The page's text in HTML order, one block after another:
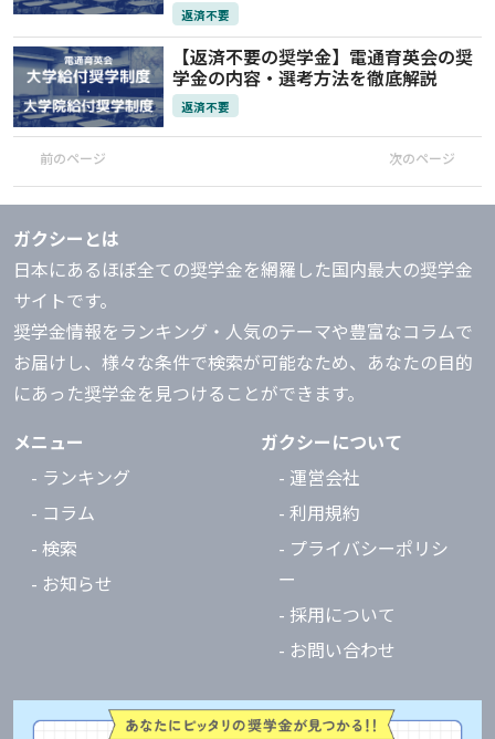
返済不要
【返済不要の奨学金】電通育英会の奨
学金の内容・選考方法を徹底解説
返済不要
前のページ 次のページ
ガクシーとは
日本にあるほぼ全ての奨学金を網羅した国内最大の奨学金
サイトです。
奨学金情報をランキング・人気のテーマや豊富なコラムで
お届けし、様々な条件で検索が可能なため、あなたの目的
にあった奨学金を見つけることができます。
メニュー
- ランキング
- コラム
- 検索
- お知らせ
ガクシーについて
- 運営会社
- 利用規約
- プライバシーポリシ
ー
- 採用について
- お問い合わせ